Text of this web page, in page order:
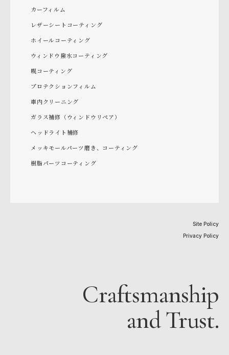
カーフィルム
レザーシートコーティング
ホイールコーティング
ウィンドウ撥水コーティング
幌コーティング
プロテクションフィルム
車内クリーニング
ガラス補修（ウィンドウリペア）
ヘッドライト補修
メッキモールパーツ磨き、コーティング
樹脂パーツコーティング
Site Policy
Privacy Policy
Craftsmanship
and Trust.